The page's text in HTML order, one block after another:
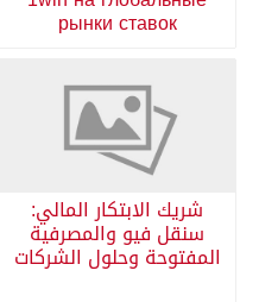
рынки ставок
شريك الابتكار المالي:
سنقل فيو والمصرفية
المفتوحة وحلول الشركات